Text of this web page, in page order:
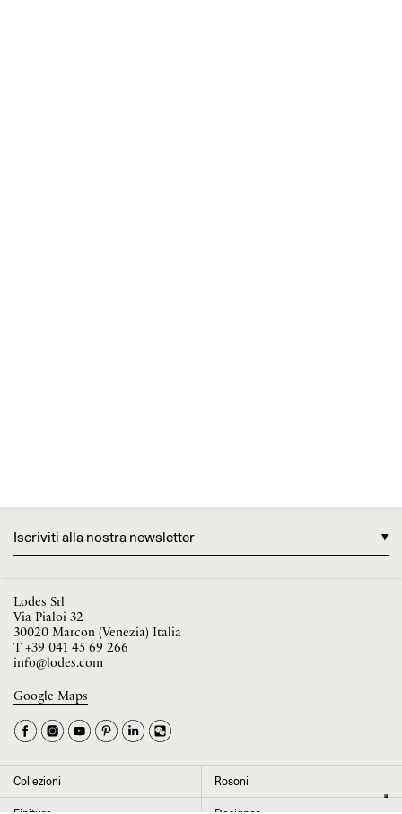
Iscriviti alla nostra newsletter
La tua occupazione è
Seleziona il paese ►
Lodes Srl
Via Pialoi 32
30020 Marcon (Venezia) Italia
T +39 041 45 69 266
info@lodes.com
Google Maps
Collezioni Rosoni